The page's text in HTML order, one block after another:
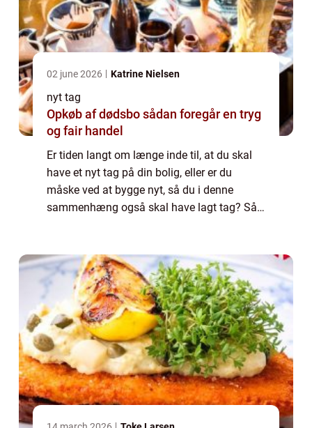
02 june 2026 Katrine Nielsen
nyt tag
Opkøb af dødsbo sådan foregår en tryg
og fair handel
Er tiden langt om længe inde til, at du skal
have et nyt tag på din bolig, eller er du
måske ved at bygge nyt, så du i denne
sammenhæng også skal have lagt tag? Så